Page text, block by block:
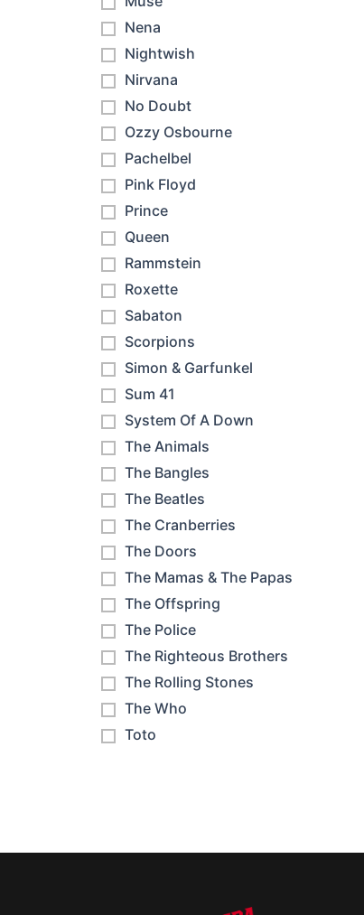
Nena
Nightwish
Nirvana
No Doubt
Ozzy Osbourne
Pachelbel
Pink Floyd
Prince
Queen
Rammstein
Roxette
Sabaton
Scorpions
Simon & Garfunkel
Sum 41
System Of A Down
The Animals
The Bangles
The Beatles
The Cranberries
The Doors
The Mamas & The Papas
The Offspring
The Police
The Righteous Brothers
The Rolling Stones
The Who
Toto